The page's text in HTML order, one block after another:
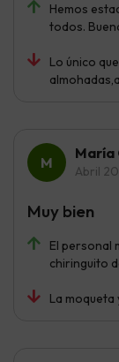
Hemos
todos.
Lo único
María
Abril
El personal
chiringuito
La moqueta
Muy bien